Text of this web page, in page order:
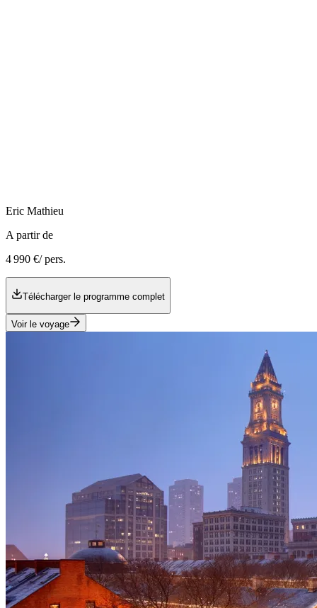
Eric Mathieu
A partir de
4 990 €/ pers.
Télécharger le programme complet
Voir le voyage